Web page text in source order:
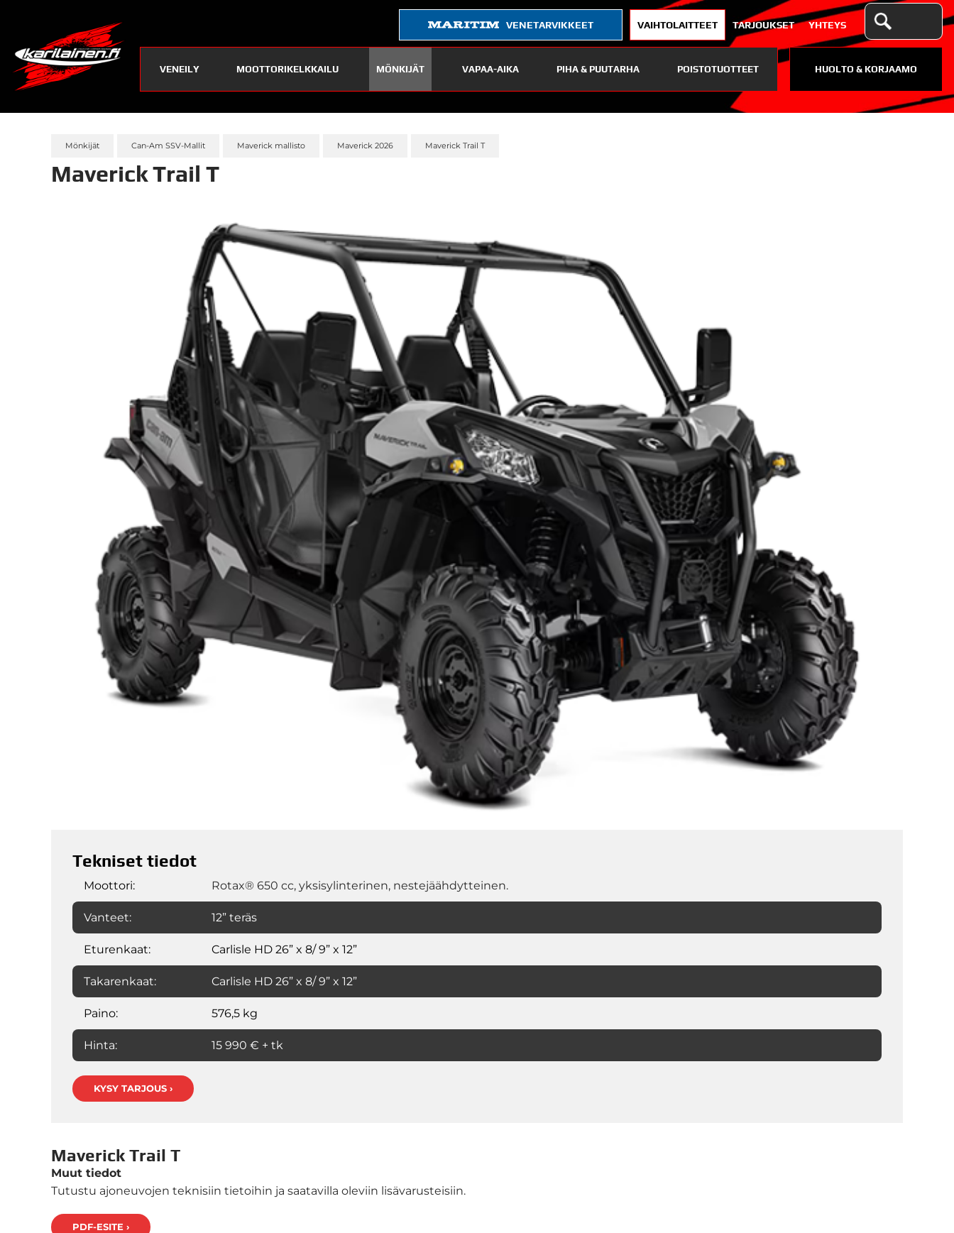
VENETARVIKKEET VAIHTOLAITTEET TARJOUKSET YHTEYS
VENEILY MOOTTORIKELKKAILU MÖNKIJÄT VAPAA-AIKA PIHA & PUUTARHA POISTOTUOTTEET HUOLTO & KORJAAMO
Mönkijät Can-Am SSV-Mallit Maverick mallisto Maverick 2026 Maverick Trail T
Maverick Trail T
Tekniset tiedot
Moottori: Rotax® 650 cc, yksisylinterinen, nestejäähdytteinen.
Vanteet: 12” teräs
Eturenkaat: Carlisle HD 26” x 8/ 9” x 12”
Takarenkaat: Carlisle HD 26” x 8/ 9” x 12”
Paino: 576,5 kg
Hinta: 15 990 € + tk
KYSY TARJOUS ›
Maverick Trail T
Muut tiedot
Tutustu ajoneuvojen teknisiin tietoihin ja saatavilla oleviin lisävarusteisiin.
PDF-ESITE ›